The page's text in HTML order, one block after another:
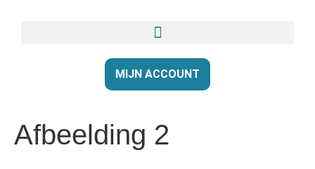
MIJN ACCOUNT
Afbeelding 2